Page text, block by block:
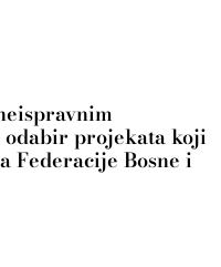
odabir projekata koji
Federacije Bosne i